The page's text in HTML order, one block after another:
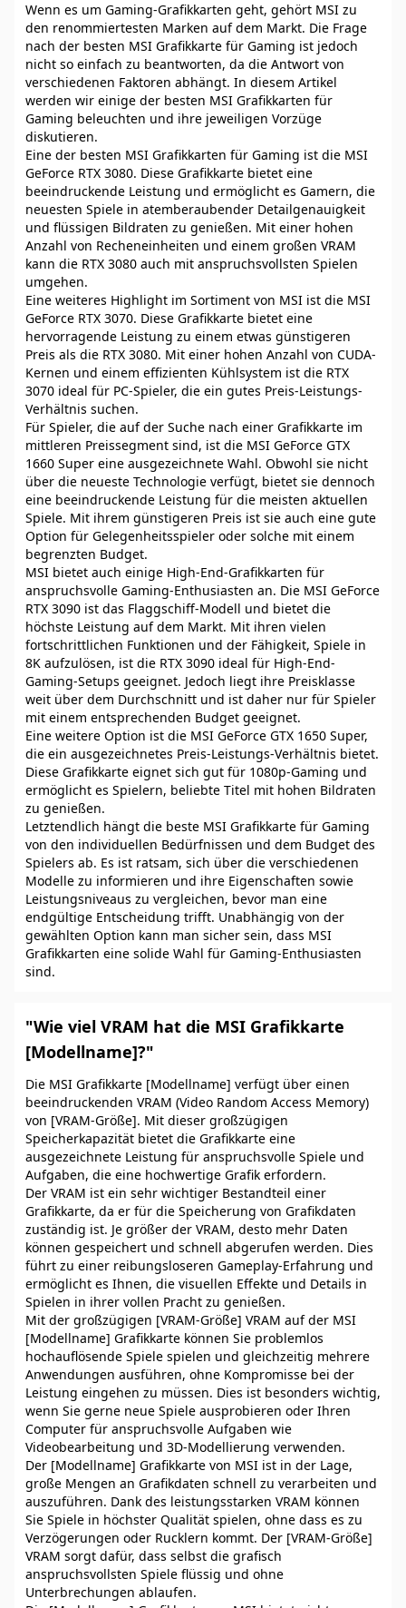
Wenn es um Gaming-Grafikkarten geht, gehört MSI zu
den renommiertesten Marken auf dem Markt. Die Frage
nach der besten MSI Grafikkarte für Gaming ist jedoch
nicht so einfach zu beantworten, da die Antwort von
verschiedenen Faktoren abhängt. In diesem Artikel
werden wir einige der besten MSI Grafikkarten für
Gaming beleuchten und ihre jeweiligen Vorzüge
diskutieren.
Eine der besten MSI Grafikkarten für Gaming ist die MSI
GeForce RTX 3080. Diese Grafikkarte bietet eine
beeindruckende Leistung und ermöglicht es Gamern, die
neuesten Spiele in atemberaubender Detailgenauigkeit
und flüssigen Bildraten zu genießen. Mit einer hohen
Anzahl von Recheneinheiten und einem großen VRAM
kann die RTX 3080 auch mit anspruchsvollsten Spielen
umgehen.
Eine weiteres Highlight im Sortiment von MSI ist die MSI
GeForce RTX 3070. Diese Grafikkarte bietet eine
hervorragende Leistung zu einem etwas günstigeren
Preis als die RTX 3080. Mit einer hohen Anzahl von CUDA-
Kernen und einem effizienten Kühlsystem ist die RTX
3070 ideal für PC-Spieler, die ein gutes Preis-Leistungs-
Verhältnis suchen.
Für Spieler, die auf der Suche nach einer Grafikkarte im
mittleren Preissegment sind, ist die MSI GeForce GTX
1660 Super eine ausgezeichnete Wahl. Obwohl sie nicht
über die neueste Technologie verfügt, bietet sie dennoch
eine beeindruckende Leistung für die meisten aktuellen
Spiele. Mit ihrem günstigeren Preis ist sie auch eine gute
Option für Gelegenheitsspieler oder solche mit einem
begrenzten Budget.
MSI bietet auch einige High-End-Grafikkarten für
anspruchsvolle Gaming-Enthusiasten an. Die MSI GeForce
RTX 3090 ist das Flaggschiff-Modell und bietet die
höchste Leistung auf dem Markt. Mit ihren vielen
fortschrittlichen Funktionen und der Fähigkeit, Spiele in
8K aufzulösen, ist die RTX 3090 ideal für High-End-
Gaming-Setups geeignet. Jedoch liegt ihre Preisklasse
weit über dem Durchschnitt und ist daher nur für Spieler
mit einem entsprechenden Budget geeignet.
Eine weitere Option ist die MSI GeForce GTX 1650 Super,
die ein ausgezeichnetes Preis-Leistungs-Verhältnis bietet.
Diese Grafikkarte eignet sich gut für 1080p-Gaming und
ermöglicht es Spielern, beliebte Titel mit hohen Bildraten
zu genießen.
Letztendlich hängt die beste MSI Grafikkarte für Gaming
von den individuellen Bedürfnissen und dem Budget des
Spielers ab. Es ist ratsam, sich über die verschiedenen
Modelle zu informieren und ihre Eigenschaften sowie
Leistungsniveaus zu vergleichen, bevor man eine
endgültige Entscheidung trifft. Unabhängig von der
gewählten Option kann man sicher sein, dass MSI
Grafikkarten eine solide Wahl für Gaming-Enthusiasten
sind.
"Wie viel VRAM hat die MSI Grafikkarte
[Modellname]?"
Die MSI Grafikkarte [Modellname] verfügt über einen
beeindruckenden VRAM (Video Random Access Memory)
von [VRAM-Größe]. Mit dieser großzügigen
Speicherkapazität bietet die Grafikkarte eine
ausgezeichnete Leistung für anspruchsvolle Spiele und
Aufgaben, die eine hochwertige Grafik erfordern.
Der VRAM ist ein sehr wichtiger Bestandteil einer
Grafikkarte, da er für die Speicherung von Grafikdaten
zuständig ist. Je größer der VRAM, desto mehr Daten
können gespeichert und schnell abgerufen werden. Dies
führt zu einer reibungsloseren Gameplay-Erfahrung und
ermöglicht es Ihnen, die visuellen Effekte und Details in
Spielen in ihrer vollen Pracht zu genießen.
Mit der großzügigen [VRAM-Größe] VRAM auf der MSI
[Modellname] Grafikkarte können Sie problemlos
hochauflösende Spiele spielen und gleichzeitig mehrere
Anwendungen ausführen, ohne Kompromisse bei der
Leistung eingehen zu müssen. Dies ist besonders wichtig,
wenn Sie gerne neue Spiele ausprobieren oder Ihren
Computer für anspruchsvolle Aufgaben wie
Videobearbeitung und 3D-Modellierung verwenden.
Der [Modellname] Grafikkarte von MSI ist in der Lage,
große Mengen an Grafikdaten schnell zu verarbeiten und
auszuführen. Dank des leistungsstarken VRAM können
Sie Spiele in höchster Qualität spielen, ohne dass es zu
Verzögerungen oder Rucklern kommt. Der [VRAM-Größe]
VRAM sorgt dafür, dass selbst die grafisch
anspruchsvollsten Spiele flüssig und ohne
Unterbrechungen ablaufen.